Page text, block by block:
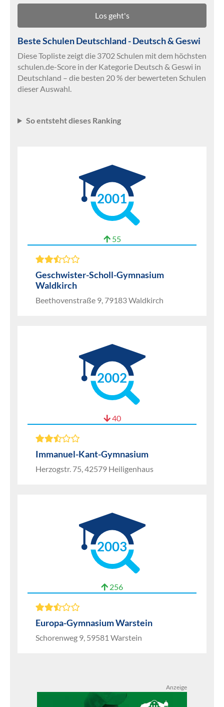
Los geht's
Beste Schulen Deutschland - Deutsch & Geswi
Diese Topliste zeigt die 3702 Schulen mit dem höchsten
schulen.de-Score in der Kategorie Deutsch & Geswi in
Deutschland – die besten 20 % der bewerteten Schulen
dieser Auswahl.
So entsteht dieses Ranking
2001
55
Geschwister-Scholl-Gymnasium
Waldkirch
Beethovenstraße 9, 79183 Waldkirch
2002
40
Immanuel-Kant-Gymnasium
Herzogstr. 75, 42579 Heiligenhaus
2003
256
Europa-Gymnasium Warstein
Schorenweg 9, 59581 Warstein
Anzeige